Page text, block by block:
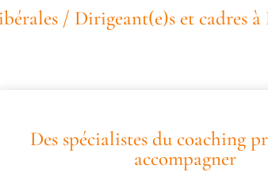
/ Dirigeant(e)s et cadres
Des spécialistes du coaching
accompagner